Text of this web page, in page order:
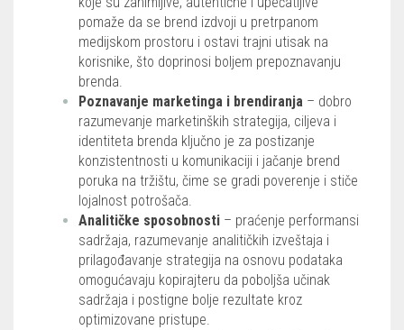
pomaže da se brend izdvoji u pretrpanom
medijskom prostoru i ostavi trajni utisak na
korisnike, što doprinosi boljem prepoznavanju
brenda.
Poznavanje marketinga i brendiranja – dobro
razumevanje marketinških strategija, ciljeva i
identiteta brenda ključno je za postizanje
konzistentnosti u komunikaciji i jačanje brend
poruka na tržištu, čime se gradi poverenje i stiče
lojalnost potrošača.
Analitičke sposobnosti – praćenje performansi
sadržaja, razumevanje analitičkih izveštaja i
prilagođavanje strategija na osnovu podataka
omogućavaju kopirajteru da poboljša učinak
sadržaja i postigne bolje rezultate kroz
optimizovane pristupe.